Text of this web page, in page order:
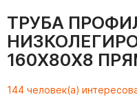
ТРУБА
160Х80Х8
144 человек(а)